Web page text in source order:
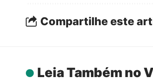
Compartilhe este
Leia Também no